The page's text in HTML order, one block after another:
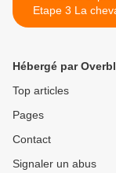
Etape 3 La
Hébergé par
Top articles
Pages
Contact
Signaler un abus